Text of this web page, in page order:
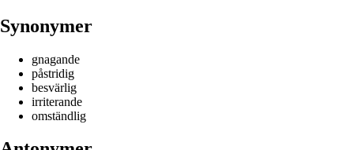
Synonymer
gnagande
påstridig
besvärlig
irriterande
omständlig